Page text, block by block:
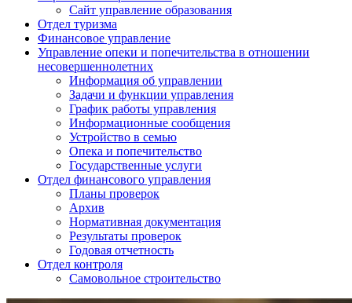
Сайт управление образования
Отдел туризма
Финансовое управление
Управление опеки и попечительства в отношении
несовершеннолетних
Информация об управлении
Задачи и функции управления
График работы управления
Информационные сообщения
Устройство в семью
Опека и попечительство
Государственные услуги
Отдел финансового управления
Планы проверок
Архив
Нормативная документация
Результаты проверок
Годовая отчетность
Отдел контроля
Самовольное строительство